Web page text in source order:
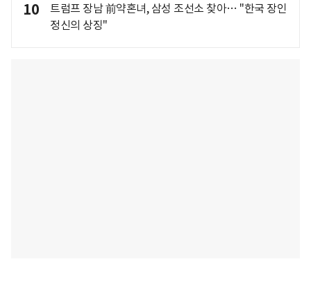
10
트럼프 장남 前약혼녀, 삼성 조선소 찾아… "한국 장인
정신의 상징"